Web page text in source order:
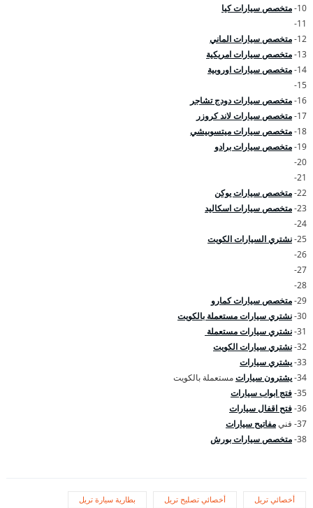
10- متخصص سيارات كيا
11-
12- متخصص سيارات الماني
13- متخصص سيارات امريكية
14- متخصص سيارات اوروبية
15-
16- متخصص سيارات دودج تشاجر
17- متخصص سيارات لاند كروزر
18- متخصص سيارات ميتسوبيشي
19- متخصص سيارات برادو
20-
21-
22- متخصص سيارات يوكن
23- متخصص سيارات اسكاليد
24-
25- نشتري السيارات الكويت
26-
27-
28-
29- متخصص سيارات كمارو
30- نشتري سيارات مستعملة بالكويت
31- نشتري سيارات مستعملة
32- نشتري سيارات الكويت
33- يشتري سيارات
34- يشترون سياراتمستعملة بالكويت
35- فتج ابواب سيارات
36- فتح اقفال سيارات
37- فني
مفاتيح سيارات
38- متخصص سيارات بورش
أخصائي تريل أخصائي تصليح تريل بطارية سيارة تريل